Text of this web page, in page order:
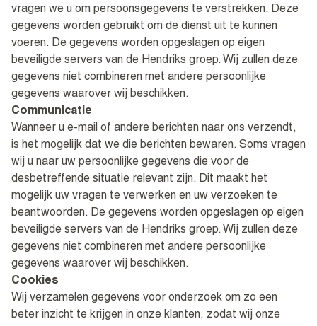
vragen we u om persoonsgegevens te verstrekken. Deze
gegevens worden gebruikt om de dienst uit te kunnen
voeren. De gegevens worden opgeslagen op eigen
beveiligde servers van de Hendriks groep. Wij zullen deze
gegevens niet combineren met andere persoonlijke
gegevens waarover wij beschikken.
Communicatie
Wanneer u e-mail of andere berichten naar ons verzendt,
is het mogelijk dat we die berichten bewaren. Soms vragen
wij u naar uw persoonlijke gegevens die voor de
desbetreffende situatie relevant zijn. Dit maakt het
mogelijk uw vragen te verwerken en uw verzoeken te
beantwoorden. De gegevens worden opgeslagen op eigen
beveiligde servers van de Hendriks groep. Wij zullen deze
gegevens niet combineren met andere persoonlijke
gegevens waarover wij beschikken.
Cookies
Wij verzamelen gegevens voor onderzoek om zo een
beter inzicht te krijgen in onze klanten, zodat wij onze